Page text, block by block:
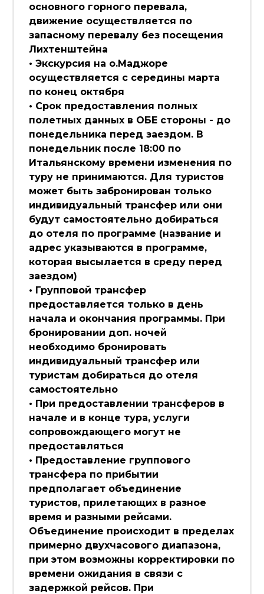
основного горного перевала,
движение осуществляется по
запасному перевалу без посещения
Лихтенштейна
• Экскурсия на о.Маджоре
осуществляется с середины марта
по конец октября
• Срок предоставления полных
полетных данных в ОБЕ стороны - до
понедельника перед заездом. В
понедельник после 18:00 по
Итальянскому времени изменения по
туру не принимаются. Для туристов
может быть забронирован только
индивидуальный трансфер или они
будут самостоятельно добираться
до отеля по программе (название и
адрес указываются в программе,
которая высылается в среду перед
заездом)
• Групповой трансфер
предоставляется только в день
начала и окончания программы. При
бронировании доп. ночей
необходимо бронировать
индивидуальный трансфер или
туристам добираться до отеля
самостоятельно
• При предоставлении трансферов в
начале и в конце тура, услуги
сопровождающего могут не
предоставляться
• Предоставление группового
трансфера по прибытии
предполагает объединение
туристов, прилетающих в разное
время и разными рейсами.
Объединение происходит в пределах
примерно двухчасового диапазона,
при этом возможны корректировки по
времени ожидания в связи с
задержкой рейсов. При